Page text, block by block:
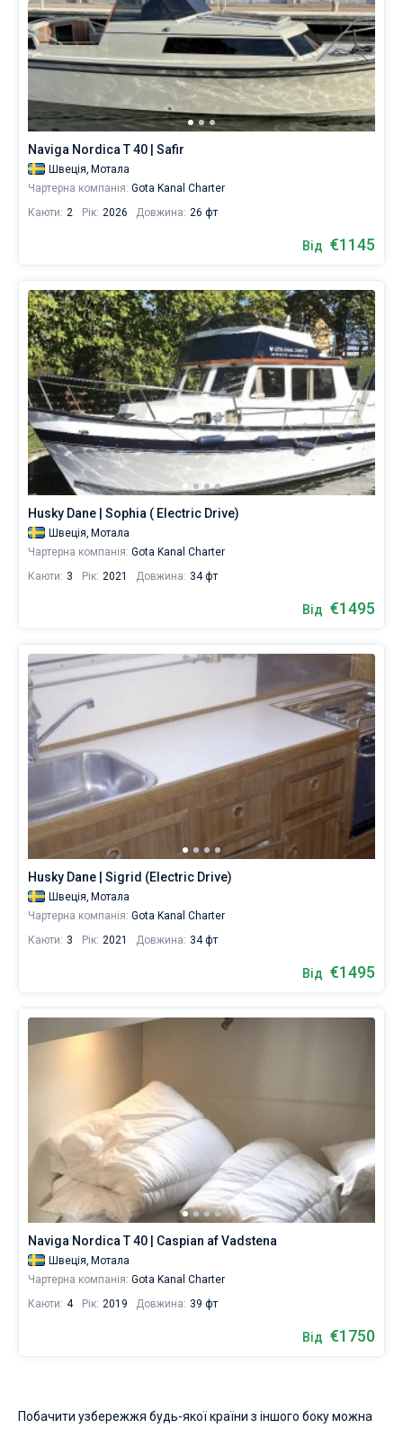
Naviga Nordica T 40 | Safir
Швеція, Мотала
Чартерна компанія: Gota Kanal Charter
Каюти: 2 Рік: 2026 Довжина: 26 фт
Від €1145
Husky Dane | Sophia ( Electric Drive)
Швеція, Мотала
Чартерна компанія: Gota Kanal Charter
Каюти: 3 Рік: 2021 Довжина: 34 фт
Від €1495
Husky Dane | Sigrid (Electric Drive)
Швеція, Мотала
Чартерна компанія: Gota Kanal Charter
Каюти: 3 Рік: 2021 Довжина: 34 фт
Від €1495
Naviga Nordica T 40 | Caspian af Vadstena
Швеція, Мотала
Чартерна компанія: Gota Kanal Charter
Каюти: 4 Рік: 2019 Довжина: 39 фт
Від €1750
Побачити узбережжя будь-якої країни з іншого боку можна